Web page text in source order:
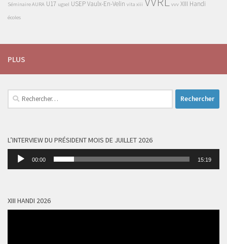
Séminaire AURA U17 ugsel USEPVaulx-En-Velin vita xiii vvv XIII Handi
écoles
PLUS
Rechercher :
L’INTERVIEW DU PRÉSIDENT MOIS DE JUILLET 2026
Lecteur
00:00 15:19
XIII HANDI 2026